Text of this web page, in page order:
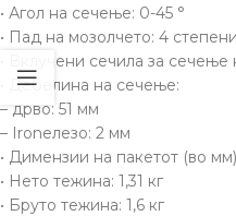
• Агол на сечење: 0-45 °
• Пад на мозолчето: 4 степени
• Вклучени сечила за
• Дебелина на сечење:
– дрво: 51 мм
– Ironелезо: 2 мм
• Димензии на пакетот (во
• Нето тежина: 1,31 кг
• Бруто тежина: 1,6 кг